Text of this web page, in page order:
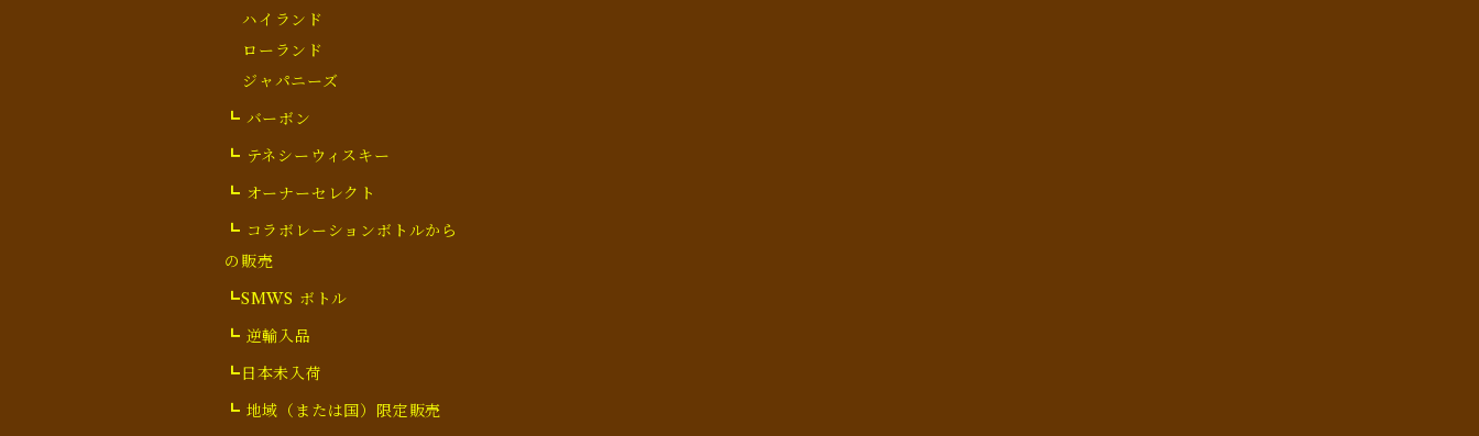
ハイランド
ローランド
ジャパニーズ
┗ バーボン
┗ テネシーウィスキー
┗ オーナーセレクト
┗ コラボレーションボトルから
の販売
┗SMWS ボトル
┗ 逆輸入品
┗日本未入荷
┗ 地域（または国）限定販売